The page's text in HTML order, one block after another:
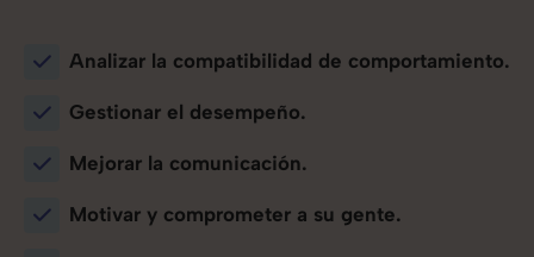
Analizar la compatibilidad de comportamiento.
Gestionar el desempeño.
Mejorar la comunicación.
Motivar y comprometer a su gente.